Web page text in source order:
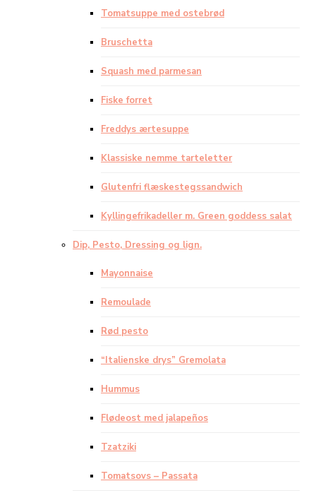
Tomatsuppe med ostebrød
Bruschetta
Squash med parmesan
Fiske forret
Freddys ærtesuppe
Klassiske nemme tarteletter
Glutenfri flæskestegssandwich
Kyllingefrikadeller m. Green goddess salat
Dip, Pesto, Dressing og lign.
Mayonnaise
Remoulade
Rød pesto
“Italienske drys” Gremolata
Hummus
Flødeost med jalapeños
Tzatziki
Tomatsovs – Passata